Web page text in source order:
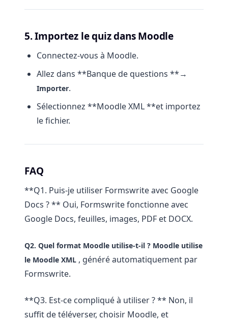
5. Importez le quiz dans Moodle
Connectez-vous à Moodle.
Allez dans **Banque de questions **→
Importer.
Sélectionnez **Moodle XML **et importez
le fichier.
FAQ
**Q1. Puis-je utiliser Formswrite avec Google
Docs ? ** Oui, Formswrite fonctionne avec
Google Docs, feuilles, images, PDF et DOCX.
Q2. Quel format Moodle utilise-t-il ? Moodle utilise
le Moodle XML , généré automatiquement par
Formswrite.
**Q3. Est-ce compliqué à utiliser ? ** Non, il
suffit de téléverser, choisir Moodle, et